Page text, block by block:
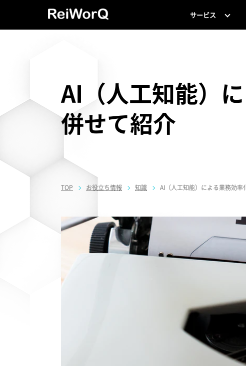
サービス
AI（人工知能）
併せて紹介
TOP お役立ち情報 知識 AI（人工知能）による業務効